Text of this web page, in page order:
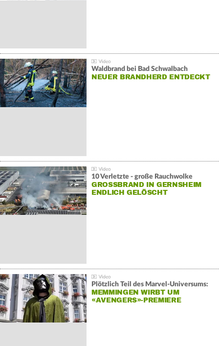
Waldbrand bei Bad Schwalbach
NEUER BRANDHERD ENTDECKT
10 Verletzte - große Rauchwolke
GROSSBRAND IN GERNSHEIM E
NDLICH GELÖSCHT
Plötzlich Teil des Marvel-Universums:
MEMMINGEN WIRBT UM
«AVENGERS»-PREMIERE